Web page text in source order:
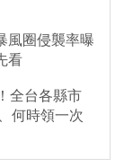
風圈侵襲率曝
看
全台各縣市
何時領一次